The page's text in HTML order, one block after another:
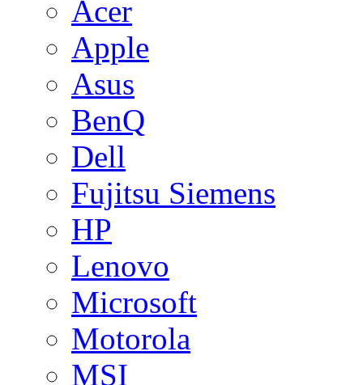
Acer
Apple
Asus
BenQ
Dell
Fujitsu Siemens
HP
Lenovo
Microsoft
Motorola
MSI